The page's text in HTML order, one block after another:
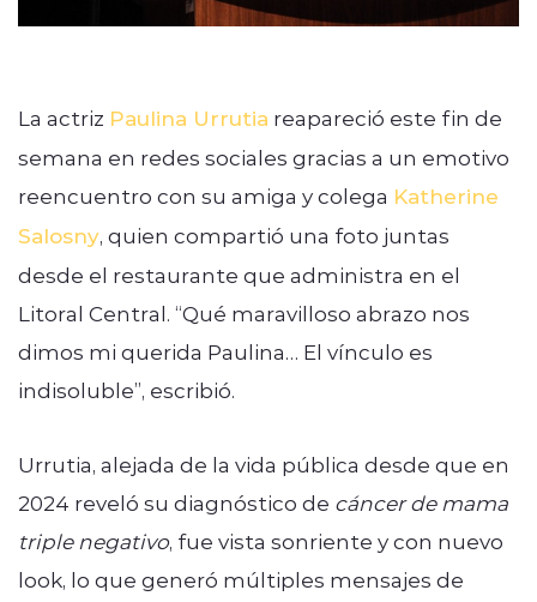
La actriz Paulina Urrutia reapareció este fin de
semana en redes sociales gracias a un emotivo
reencuentro con su amiga y colega Katherine
Salosny, quien compartió una foto juntas
desde el restaurante que administra en el
Litoral Central. “Qué maravilloso abrazo nos
dimos mi querida Paulina… El vínculo es
indisoluble”, escribió.
Urrutia, alejada de la vida pública desde que en
2024 reveló su diagnóstico de cáncer de mama
triple negativo, fue vista sonriente y con nuevo
look, lo que generó múltiples mensajes de